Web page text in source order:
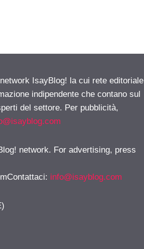
IsayBlog! la cui rete editoriale
indipendente che contano sul
del settore. Per pubblicità,
network. For advertising, press
: info@isayblog.com